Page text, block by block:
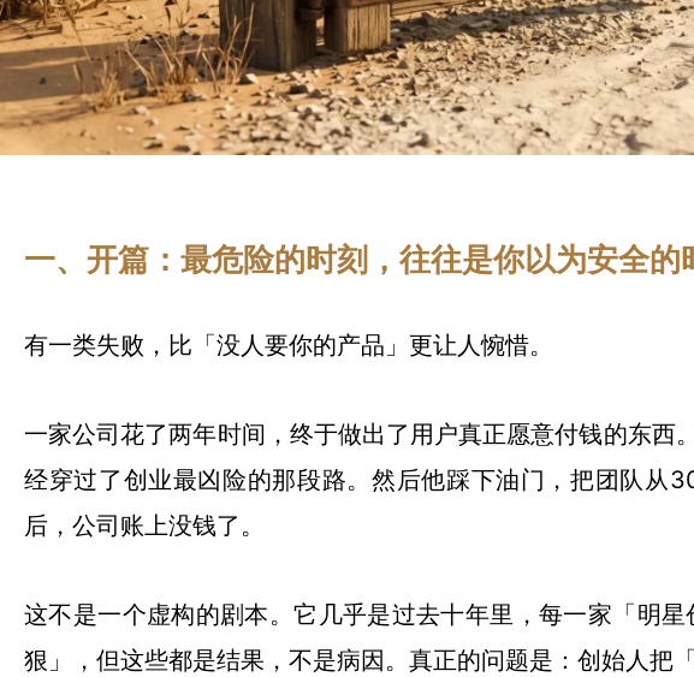
一、开篇：最危险的时刻，往往是你以为安全的
有一类失败，比「没人要你的产品」更让人惋惜。
一家公司花了两年时间，终于做出了用户真正愿意付钱的东
经穿过了创业最凶险的那段路。然后他踩下油门，把团队从
后，公司账上没钱了。
这不是一个虚构的剧本。它几乎是过去十年里，每一家「明
狠」，但这些都是结果，不是病因。真正的问题是：创始人